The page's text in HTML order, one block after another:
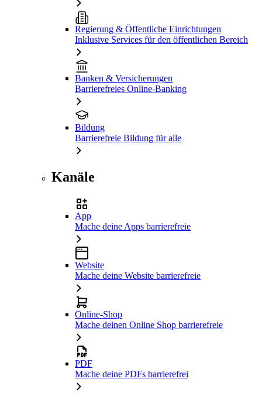
Regierung & Öffentliche Einrichtungen
Inklusive Services für den öffentlichen Bereich
Banken & Versicherungen
Barrierefreies Online-Banking
Bildung
Barrierefreie Bildung für alle
Kanäle
App
Mache deine Apps barrierefreie
Website
Mache deine Website barrierefreie
Online-Shop
Mache deinen Online Shop barrierefreie
PDF
Mache deine PDFs barrierefrei